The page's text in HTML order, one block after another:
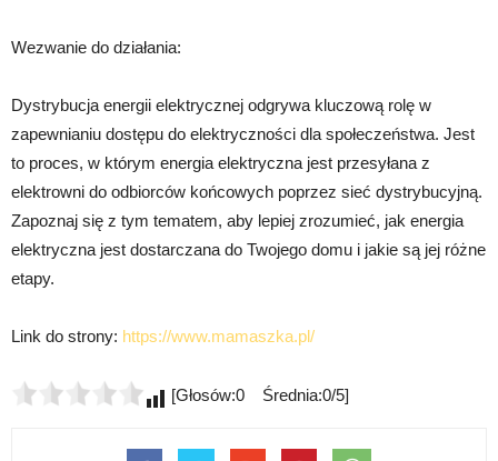
Wezwanie do działania:
Dystrybucja energii elektrycznej odgrywa kluczową rolę w
zapewnianiu dostępu do elektryczności dla społeczeństwa. Jest
to proces, w którym energia elektryczna jest przesyłana z
elektrowni do odbiorców końcowych poprzez sieć dystrybucyjną.
Zapoznaj się z tym tematem, aby lepiej zrozumieć, jak energia
elektryczna jest dostarczana do Twojego domu i jakie są jej różne
etapy.
Link do strony: https://www.mamaszka.pl/
[Głosów:0 Średnia:0/5]